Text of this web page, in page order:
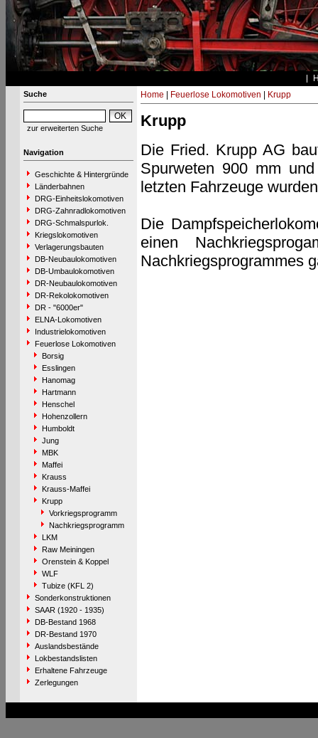
Suche
zur erweiterten Suche
Navigation
Geschichte & Hintergründe
Länderbahnen
DRG-Einheitslokomotiven
DRG-Zahnradlokomotiven
DRG-Schmalspurlok.
Kriegslokomotiven
Verlagerungsbauten
DB-Neubaulokomotiven
DB-Umbaulokomotiven
DR-Neubaulokomotiven
DR-Rekolokomotiven
DR - "6000er"
ELNA-Lokomotiven
Industrielokomotiven
Feuerlose Lokomotiven
Borsig
Esslingen
Hanomag
Hartmann
Henschel
Hohenzollern
Humboldt
Jung
MBK
Maffei
Krauss
Krauss-Maffei
Krupp
Vorkriegsprogramm
Nachkriegsprogramm
LKM
Raw Meiningen
Orenstein & Koppel
WLF
Tubize (KFL 2)
Sonderkonstruktionen
SAAR (1920 - 1935)
DB-Bestand 1968
DR-Bestand 1970
Auslandsbestände
Lokbestandslisten
Erhaltene Fahrzeuge
Zerlegungen
Home Feuerlose Lokomotiven Krupp
Krupp
Die Fried. Krupp AG
Spurweten 900 mm
letzten Fahrzeuge
Die
einen
Nachkriegsprogrammes